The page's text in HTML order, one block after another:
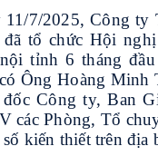
11/7/2025, Công
tổ chức Hội
tỉnh 6 tháng
Ông Hoàng Minh
đốc Công ty, Ban
các Phòng, Tổ
kiến thiết trên địa